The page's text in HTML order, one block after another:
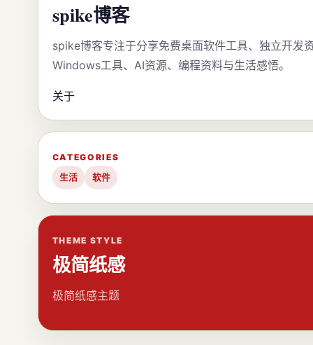
spike博客
spike博客专注于分享免费桌面软件工具、独立开发
Windows工具、AI资源、编程资料与生活感悟。
关于
CATEGORIES
生活
软件
THEME STYLE
极简纸感
极简纸感主题